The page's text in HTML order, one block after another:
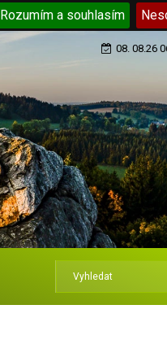
Rozumím a souhlasím
08. 08.26